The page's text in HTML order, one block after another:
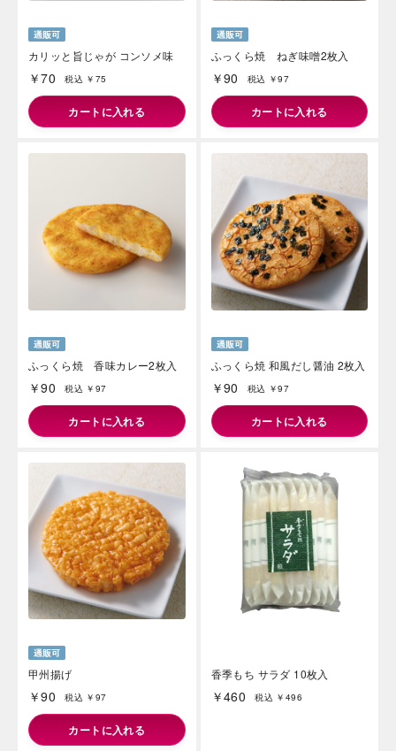
カリッと旨じゃが コンソメ味
￥70 税込 ￥75
カートに入れる
ふっくら焼 ねぎ味噌2枚入
￥90 税込 ￥97
カートに入れる
ふっくら焼 香味カレー2枚入
￥90 税込 ￥97
カートに入れる
ふっくら焼 和風だし醤油 2枚入
￥90 税込 ￥97
カートに入れる
甲州揚げ
￥90 税込 ￥97
カートに入れる
香季もち サラダ 10枚入
￥460 税込 ￥496
岳や末広がりを意味す
つ時」という意味を込
。雄大な八ヶ岳山麓の自
る、こだわりのスイー
さい。
海外 Overseas shops
Singapore
Hong Kong
Thailand